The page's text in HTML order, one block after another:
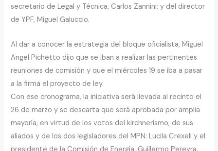
secretario de Legal y Técnica, Carlos Zannini; y del director
de YPF, Miguel Galuccio.
Al dar a conocer la estrategia del bloque oficialista, Miguel
Angel Pichetto dijo que se iban a realizar las pertinentes
reuniones de comisión y que el miércoles 19 se iba a pasar
a la firma el proyecto de ley.
Con ese cronograma, la iniciativa será llevada al recinto el
26 de marzo y se descarta que será aprobada por amplia
mayoría, en virtud de los votos del kirchnerismo, de sus
aliados y de los dos legisladores del MPN: Lucila Crexell y el
presidente de la Comisión de Energía, Guillermo Pereyra.